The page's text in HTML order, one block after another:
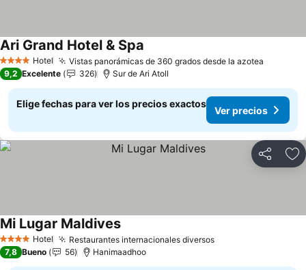
4 EstrellasHotel Vistas panorámicas de 360 grados desde la azotea
Ari Grand Hotel & Spa
9,2 Excelente 326 Sur de Ari Atoll
Elige fechas para ver los precios exactos
Ver precios
Compartir
4 EstrellasHotel Restaurantes internacionales diversos
Mi Lugar Maldives
7,8 Bueno 56 Hanimaadhoo